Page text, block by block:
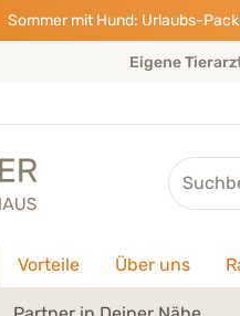
Sommer mit Hund: Urlaubs-
Eigene
Suche
Vorteile Über uns